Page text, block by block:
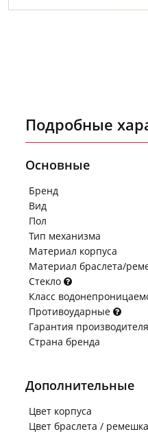
Подробные
Основные
Бренд
Вид
Пол
Тип механизма
Материал корпуса
Материал браслета/
Стекло
Класс
Противоударные
Гарантия производителя
Страна бренда
Дополнительные
Цвет корпуса
Цвет браслета / ремешка